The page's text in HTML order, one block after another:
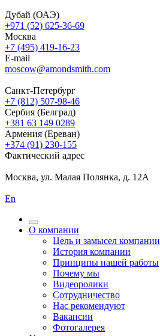
Дубай (ОАЭ)
+971 (52) 625-36-69
Москва
+7 (495) 419-16-23
E-mail
moscow@amondsmith.com
Санкт-Петербург
+7 (812) 507-98-46
Сербия (Белград)
+381 63 149 0289
Армения (Ереван)
+374 (91) 230-155
Фактический адрес
Москва, ул. Малая Полянка, д. 12А
En
О компании
Цель и замысел компании
История компании
Принципы нашей работы
Почему мы
Видеоролики
Сотрудничество
Нас рекомендуют
Вакансии
Фотогалерея